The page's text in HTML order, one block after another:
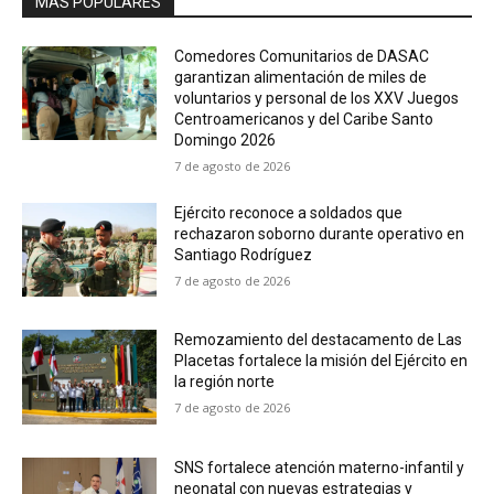
Comedores Comunitarios de DASAC
garantizan alimentación de miles de
voluntarios y personal de los XXV Juegos
Centroamericanos y del Caribe Santo
Domingo 2026
7 de agosto de 2026
Ejército reconoce a soldados que
rechazaron soborno durante operativo en
Santiago Rodríguez
7 de agosto de 2026
Remozamiento del destacamento de Las
Placetas fortalece la misión del Ejército en
la región norte
7 de agosto de 2026
SNS fortalece atención materno-infantil y
neonatal con nuevas estrategias y